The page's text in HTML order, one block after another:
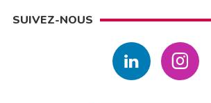
SUIVEZ-NOUS